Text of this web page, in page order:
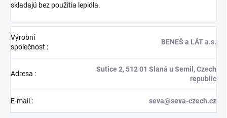
skladajú bez použitia lepidla.
Výrobní
společnost :
BENEŠ a LÁT a.s.
Adresa :
Sutice 2, 512 01 Slaná u Semil, Czech
republic
E-mail : seva@seva-czech.cz